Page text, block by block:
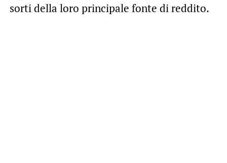
sorti della loro principale fonte di reddito.